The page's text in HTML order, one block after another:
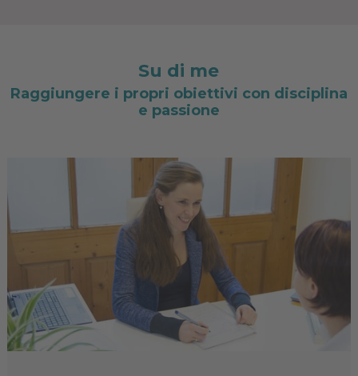
Su di me
Raggiungere i propri obiettivi con disciplina
e passione